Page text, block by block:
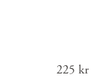
Pris :
225 kr